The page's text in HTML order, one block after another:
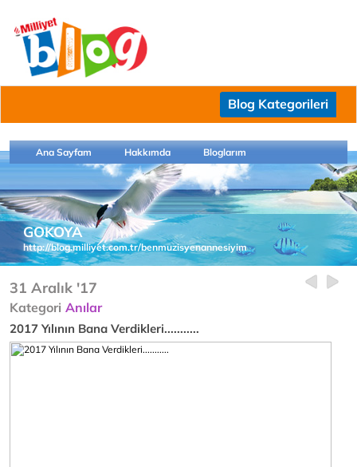
Blog Kategorileri
Ana Sayfam Hakkımda Bloglarım
GOKOYA
http://blog.milliyet.com.tr/benmuzisyenannesiyim
31 Aralık '17
Kategori Anılar
2017 Yılının Bana Verdikleri...........